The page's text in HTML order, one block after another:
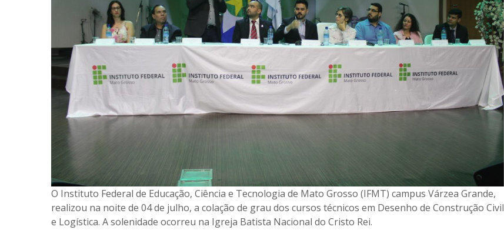
O Instituto Federal de Educação, Ciência e Tecnologia de Mato Grosso (IFMT) campus Várzea Grande,
realizou na noite de 04 de julho, a colação de grau dos cursos técnicos em Desenho de Construção Civil
e Logística. A solenidade ocorreu na Igreja Batista Nacional do Cristo Rei.